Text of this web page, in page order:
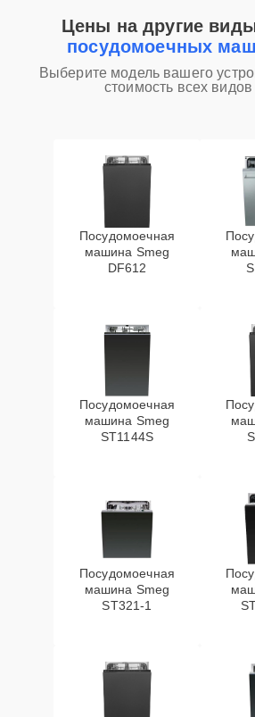
Цены на другие
посудомоечных
Выберите модель вашего
стоимость всех
Посудомоечная
машина Smeg
DF612
Посудомоечная
машина Smeg
ST1144S
Посудомоечная
машина Smeg
ST321-1